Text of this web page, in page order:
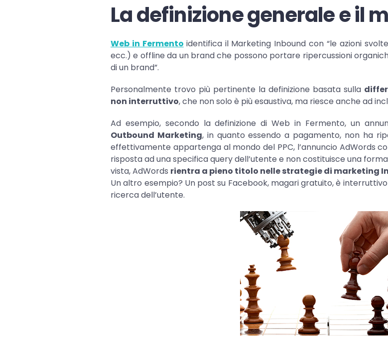
La definizione generale e il
Web in Fermento identifica il Marketing Inbound con “le azioni
ecc.) e offline da un brand che possono portare ripercussioni
di un brand”.
Personalmente trovo più pertinente la definizione basata sulla
non interruttivo, che non solo è più esaustiva, ma riesce anche ad
Ad esempio, secondo la definizione di Web in Fermento, un
Outbound Marketing, in quanto essendo a pagamento, non ha
effettivamente appartenga al mondo del PPC, l’annuncio AdWords
risposta ad una specifica query dell’utente e non costituisce una
vista, AdWords rientra a pieno titolo nelle strategie di marketing
Un altro esempio? Un post su Facebook, magari gratuito, è
ricerca dell’utente.